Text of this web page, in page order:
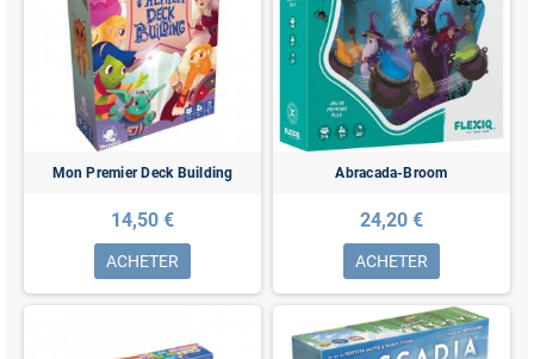
Mon Premier Deck Building
14,50 €
ACHETER
Abracada-Broom
24,20 €
ACHETER